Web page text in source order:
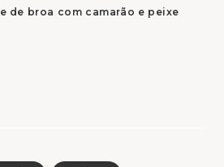
de broa com camarão e peixe